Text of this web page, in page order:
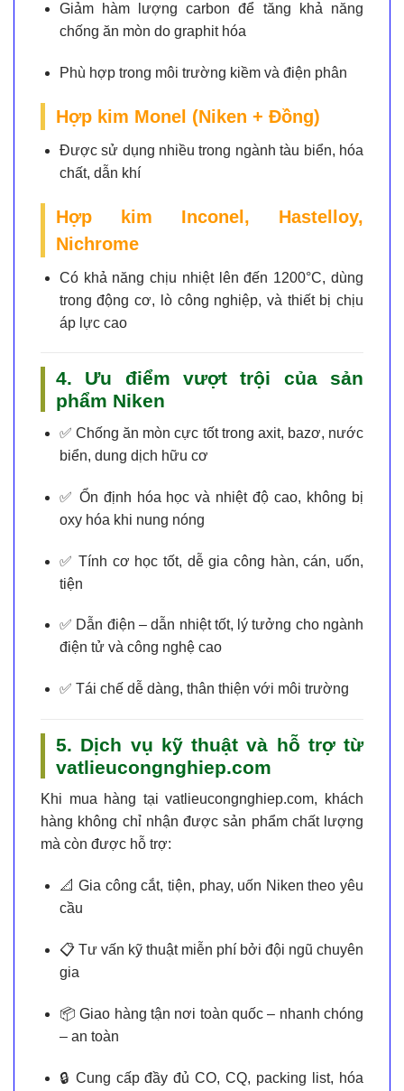
Giảm hàm lượng carbon để tăng khả năng
chống ăn mòn do graphit hóa
Phù hợp trong môi trường kiềm và điện phân
Hợp kim Monel (Niken + Đồng)
Được sử dụng nhiều trong ngành tàu biển, hóa
chất, dẫn khí
Hợp kim Inconel, Hastelloy,
Nichrome
Có khả năng chịu nhiệt lên đến 1200°C, dùng
trong động cơ, lò công nghiệp, và thiết bị chịu
áp lực cao
4. Ưu điểm vượt trội của sản
phẩm Niken
✅Chống ăn mòn cực tốttrong axit, bazơ, nước
biển, dung dịch hữu cơ
✅ Ổn định hóa học và nhiệt độ cao, không bị
oxy hóa khi nung nóng
✅Tính cơ học tốt, dễ gia công hàn, cán, uốn,
tiện
✅ Dẫn điện – dẫn nhiệt tốt, lý tưởng cho ngành
điện tử và công nghệ cao
✅ Tái chế dễ dàng, thân thiện với môi trường
5. Dịch vụ kỹ thuật và hỗ trợ từ
vatlieucongnghiep.com
Khi mua hàng tạivatlieucongnghiep.com, khách
hàng không chỉ nhận được sản phẩm chất lượng
mà còn được hỗ trợ:
📐Gia công cắt, tiện, phay, uốn Niken theo yêu
cầu
📋 Tư vấn kỹ thuật miễn phíbởi đội ngũ chuyên
gia
📦Giao hàng tận nơi toàn quốc – nhanh chóng
– an toàn
🔒 Cung cấp đầy đủ CO, CQ, packing list, hóa